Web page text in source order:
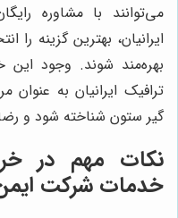
می‌توانند با مشاوره
ایرانیان، بهترین گزینه
بهره‌مند شوند. وجود
ترافیک ایرانیان به
گیر ستون شناخته شود و
نکات مهم در
خدمات شرکت ایمن